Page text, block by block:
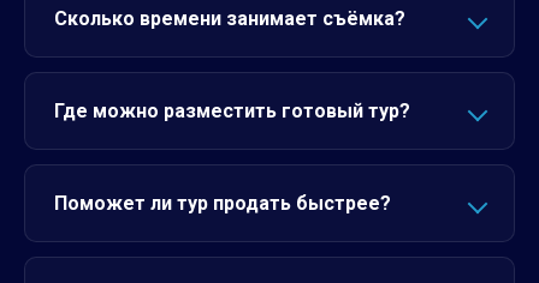
Сколько времени занимает съёмка?
Где можно разместить готовый тур?
Поможет ли тур продать быстрее?